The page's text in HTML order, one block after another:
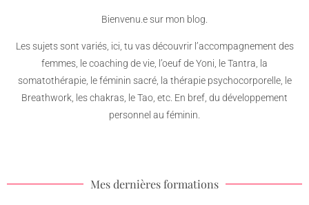
Bienvenu.e sur mon blog.
Les sujets sont variés, ici, tu vas découvrir l’accompagnement des
femmes, le coaching de vie, l’oeuf de Yoni, le Tantra, la
somatothérapie, le féminin sacré, la thérapie psychocorporelle, le
Breathwork, les chakras, le Tao, etc. En bref, du développement
personnel au féminin.
Mes dernières formations